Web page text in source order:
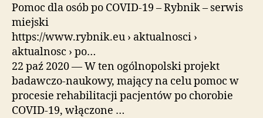
Pomoc dla osób po COVID-19 – Rybnik – serwis
miejski
https://www.rybnik.eu › aktualnosci ›
aktualnosc › po…
22 paź 2020 — W ten ogólnopolski projekt
badawczo-naukowy, mający na celu pomoc w
procesie rehabilitacji pacjentów po chorobie
COVID-19, włączone …